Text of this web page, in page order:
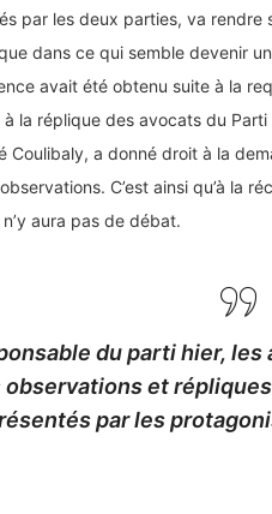
par les deux parties, va
dans ce qui semble devenir
avait été obtenu suite à la
la réplique des avocats du
Coulibaly, a donné droit à la
C’est ainsi qu’à la
aura pas de débat.
du parti hier,
et
par les